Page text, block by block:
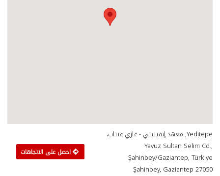
Yeditepe, معهد إنفينيتي - غازي عنتاب،
Yavuz Sultan Selim Cd.,
Şahinbey/Gaziantep, Türkiye
Şahinbey, Gaziantep 27050
احصل على الاتجاهات